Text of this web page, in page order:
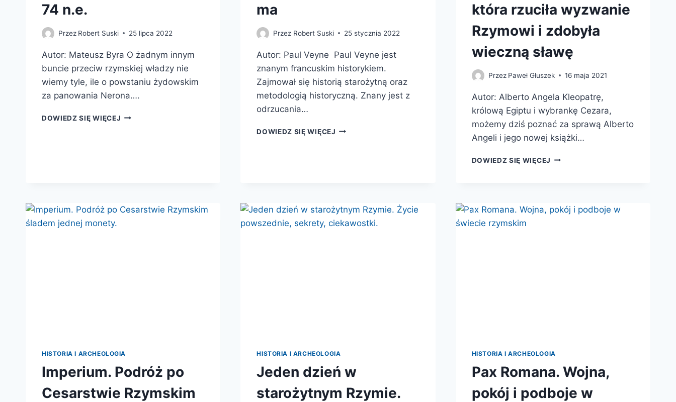
74 n.e.
Przez Robert Suski 25 lipca 2022
Autor: Mateusz Byra O żadnym innym
buncie przeciw rzymskiej władzy nie
wiemy tyle, ile o powstaniu żydowskim
za panowania Nerona….
DOWIEDZ SIĘ WIĘCEJ POWSTANIE
ma
Przez Robert Suski 25 stycznia 2022
Autor: Paul Veyne Paul Veyne jest
znanym francuskim historykiem.
Zajmował się historią starożytną oraz
metodologią historyczną. Znany jest z
odrzucania…
DOWIEDZ SIĘ WIĘCEJ PALMYRA,
która rzuciła wyzwanie
Rzymowi i zdobyła
wieczną sławę
Przez Paweł Głuszek 16 maja 2021
Autor: Alberto Angela Kleopatrę,
królową Egiptu i wybrankę Cezara,
możemy dziś poznać za sprawą Alberto
Angeli i jego nowej książki…
DOWIEDZ SIĘ WIĘCEJ KLEOPATRA.
RZYMOWI
HISTORIA I ARCHEOLOGIA
Imperium. Podróż po
Cesarstwie Rzymskim
HISTORIA I ARCHEOLOGIA
Jeden dzień w
starożytnym Rzymie.
HISTORIA I ARCHEOLOGIA
Pax Romana. Wojna,
pokój i podboje w